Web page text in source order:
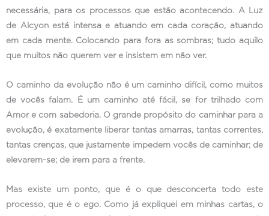
necessária, para os processos que estão acontecendo. A Luz
de Alcyon está intensa e atuando em cada coração, atuando
em cada mente. Colocando para fora as sombras; tudo aquilo
que muitos não querem ver e insistem em não ver.
O caminho da evolução não é um caminho difícil, como muitos
de vocês falam. É um caminho até fácil, se for trilhado com
Amor e com sabedoria. O grande propósito do caminhar para a
evolução, é exatamente liberar tantas amarras, tantas correntes,
tantas crenças, que justamente impedem vocês de caminhar; de
elevarem-se; de irem para a frente.
Mas existe um ponto, que é o que desconcerta todo este
processo, que é o ego. Como já expliquei em minhas cartas, o